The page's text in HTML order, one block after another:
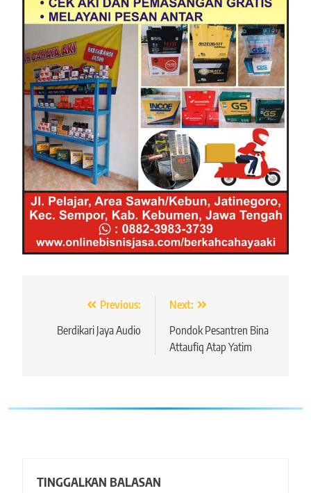
Navigasi
pos
Previous:
Berdikari Jaya Audio
Next:
Pondok Pesantren Bina
Attaufiq Atap Yatim
TINGGALKAN BALASAN